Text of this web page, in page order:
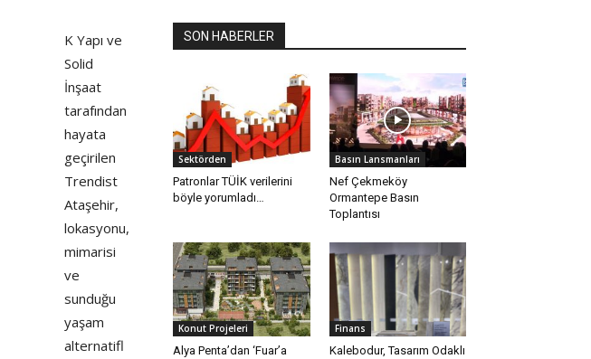
K Yapı ve
Solid
İnşaat
tarafından
hayata
geçirilen
Trendist
Ataşehir,
lokasyonu,
mimarisi
ve
sunduğu
yaşam
alternatifl
SON HABERLER
Sektörden
Patronlar TÜİK verilerini
böyle yorumladı…
Basın Lansmanları
Nef Çekmeköy
Ormantepe Basın
Toplantısı
Konut Projeleri
Alya Penta’dan ‘Fuar’a
Finans
Kalebodur, Tasarım Odaklı